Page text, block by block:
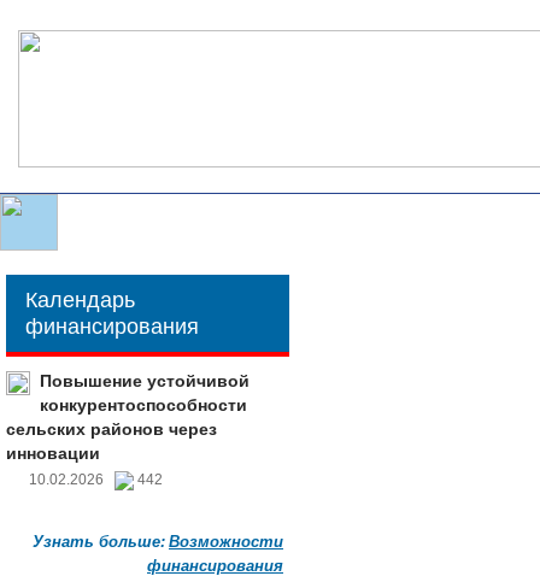
Календарь
финансирования
Повышение устойчивой
конкурентоспособности
сельских районов через
инновации
10.02.2026 442
Узнать больше: Возможности
финансирования